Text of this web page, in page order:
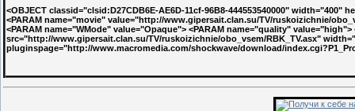
<OBJECT classid="clsid:D27CDB6E-AE6D-11cf-96B8-444553540000"
<PARAM name="movie" value="http://www.gipersait.clan.su/TV/ruskoizichnie/
<PARAM name="WMode" value="Opaque"> <PARAM name="quality"
src="http://www.gipersait.clan.su/TV/ruskoizichnie/obo_vsem/RBK_TV.asx"
pluginspage="http://www.macromedia.com/shockwave/download/